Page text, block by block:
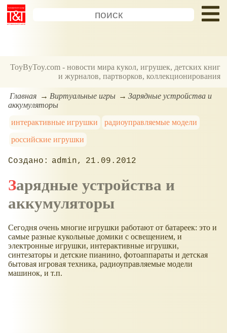
ToyByToy.com - новости мира кукол, игрушек, детских книг
и журналов, партворков, коллекционирования
Главная Виртуальные игры
Зарядные устройства и
аккумуляторы
интерактивные игрушки
радиоуправляемые модели
российские игрушки
admin 21.09.2012
Зарядные устройства и
аккумуляторы
Сегодня очень многие игрушки работают от батареек: это и
самые разные кукольные домики с освещением, и
электронные игрушки, интерактивные игрушки,
синтезаторы и детские пианино, фотоаппараты и детская
бытовая игровая техника, радиоуправляемые модели
машинок, и т.п.